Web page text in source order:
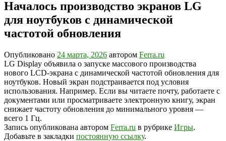
Началось производство экранов LG
для ноутбуков с динамической
частотой обновления
Опубликовано 24 марта, 2026 автором Ferra.ru
LG Display объявила о запуске массового производства
нового LCD-экрана с динамической частотой обновления для
ноутбуков. Новый экран подстраивается под условия
использования. Например. Если вы читаете почту, работаете с
документами или просматриваете электронную книгу, экран
снижает частоту обновления до минимального уровня —
всего 1 Гц.
Запись опубликована автором Ferra.ru в рубрике Игры.
Добавьте в закладки постоянную ссылку.